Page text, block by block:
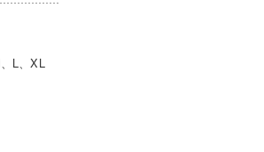
L、XL